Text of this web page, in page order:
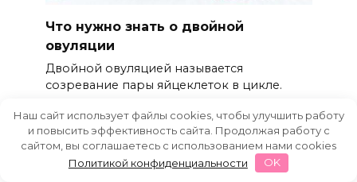
Что нужно знать о двойной
овуляции
Двойной овуляцией называется
созревание пары яйцеклеток в цикле.
Наш сайт использует файлы cookies, чтобы улучшить работу
и повысить эффективность сайта. Продолжая работу с
сайтом, вы соглашаетесь с использованием нами cookies
Политикой конфиденциальности
OK